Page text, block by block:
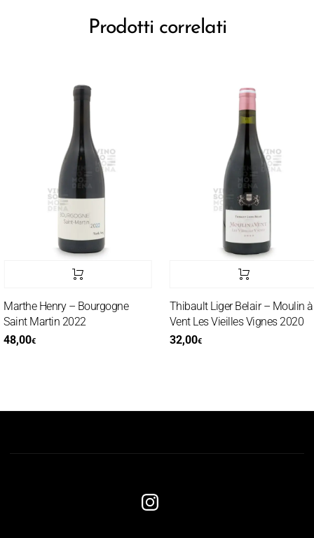
Prodotti correlati
Henry – Bourgogne
Martin 2022
€
Thibault Liger Belair – Moulin à
Vent Les Vieilles Vignes 2020
32,00€